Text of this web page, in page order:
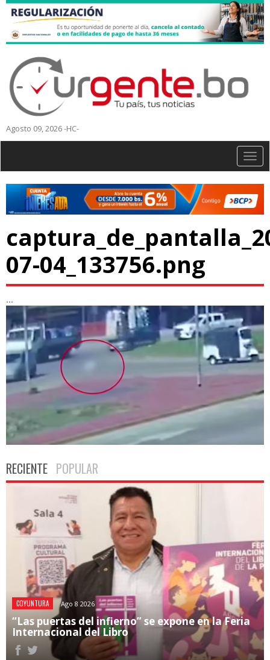
Agosto 09, 2026 -HC-
07-04_133756.png
...
RECIENTE POPULAR
COYUNTURA Ago 8 2026
“Las puertas del infierno” se expone en la Feria
Internacional del Libro